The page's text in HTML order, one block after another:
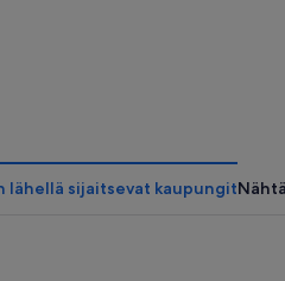
lähellä sijaitsevat kaupungit